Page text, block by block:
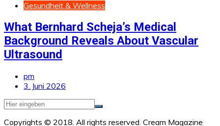
Gesundheit & Wellness
What Bernhard Scheja’s Medical
Background Reveals About Vascular
Ultrasound
pm
3. Juni 2026
Copyrights © 2018. All rights reserved. Cream Magazine